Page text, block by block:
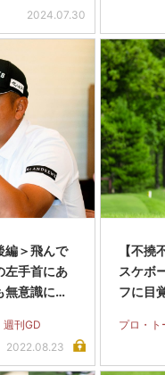
2024.07.30
編＞飛んで
左手首にあ
無意識に…
週刊GD
2022.08.23
【不撓
スケボ
フに目
プロ・ト